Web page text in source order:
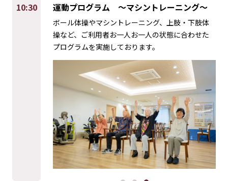
10:30 運動プログラム ～マシントレーニング～
ボール体操やマシントレーニング、上肢・下肢体
操など、ご利用者お一人お一人の状態に合わせた
プログラムを実施しております。